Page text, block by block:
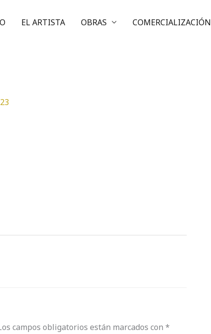
EL ARTISTA OBRAS COMERCIALIZACIÓN
campos obligatorios están marcados con *